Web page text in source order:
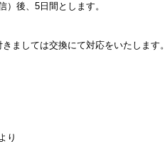
後、5日間とします。
ましては交換にて対応をいたします。
り